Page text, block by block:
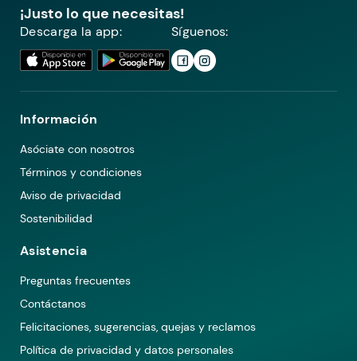
¡Justo lo que necesitas!
Descarga la app: Síguenos:
Información
Asóciate con nosotros
Términos y condiciones
Aviso de privacidad
Sostenibilidad
Asistencia
Preguntas frecuentes
Contáctanos
Felicitaciones, sugerencias, quejas y reclamos
Política de privacidad y datos personales